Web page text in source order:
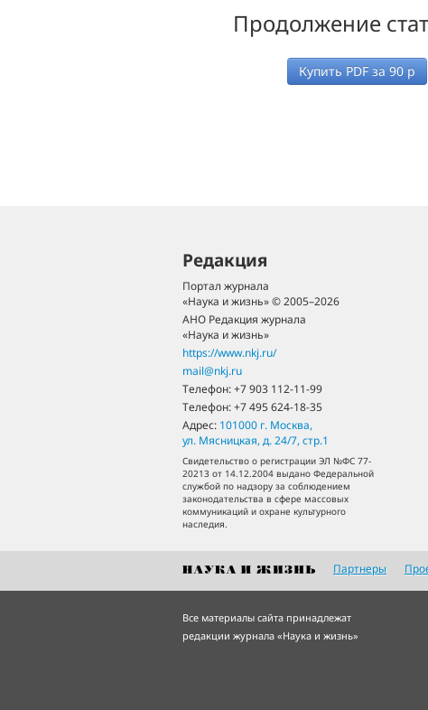
Продолжение
Купить PDF за90 р
Редакция
Портал журнала
«Наука и жизнь» © 2005–2026
АНО Редакция журнала
«Наука и жизнь»
https://www.nkj.ru/
mail@nkj.ru
Телефон:+7 903 112-11-99
Телефон:+7 495 624-18-35
Адрес: 101000 г. Москва,
ул. Мясницкая, д. 24/7, стр.1
Свидетельство о регистрации ЭЛ №ФС 77-
20213 от 14.12.2004 выдано Федеральной
службой по надзору за соблюдением
законодательства в сфере массовых
коммуникаций и охране культурного
наследия.
Партнеры
Все материалы сайта принадлежат
редакции журнала «Наука и жизнь»